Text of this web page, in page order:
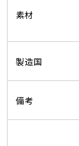
素材
製造国
備考